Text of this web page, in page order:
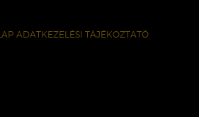
ADATKEZELÉSI TÁJÉKOZTATÓ